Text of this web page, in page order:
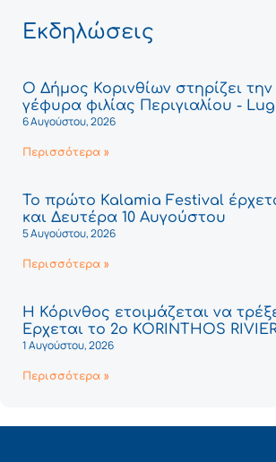
Εκδηλώσεις
Ο Δήμος Κορινθίων στηρίζει την
γέφυρα φιλίας Περιγιαλίου -
6 Αυγούστου, 2026
Περισσότερα »
Το πρώτο Kalamia Festival
και Δευτέρα 10 Αυγούστου
5 Αυγούστου, 2026
Περισσότερα »
Η Κόρινθος ετοιμάζεται να
Έρχεται το 2ο KORINTHOS
1 Αυγούστου, 2026
Περισσότερα »